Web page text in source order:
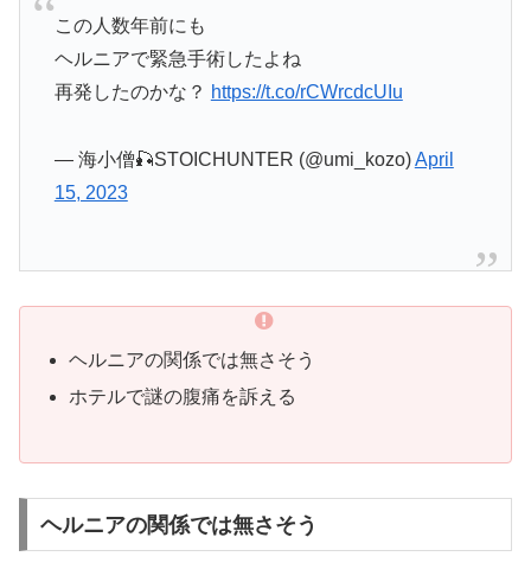
この人数年前にも
ヘルニアで緊急手術したよね
再発したのかな？ https://t.co/rCWrcdcUIu
— 海小僧🎣STOICHUNTER (@umi_kozo)April
15, 2023
ヘルニアの関係では無さそう
ホテルで謎の腹痛を訴える
ヘルニアの関係では無さそう